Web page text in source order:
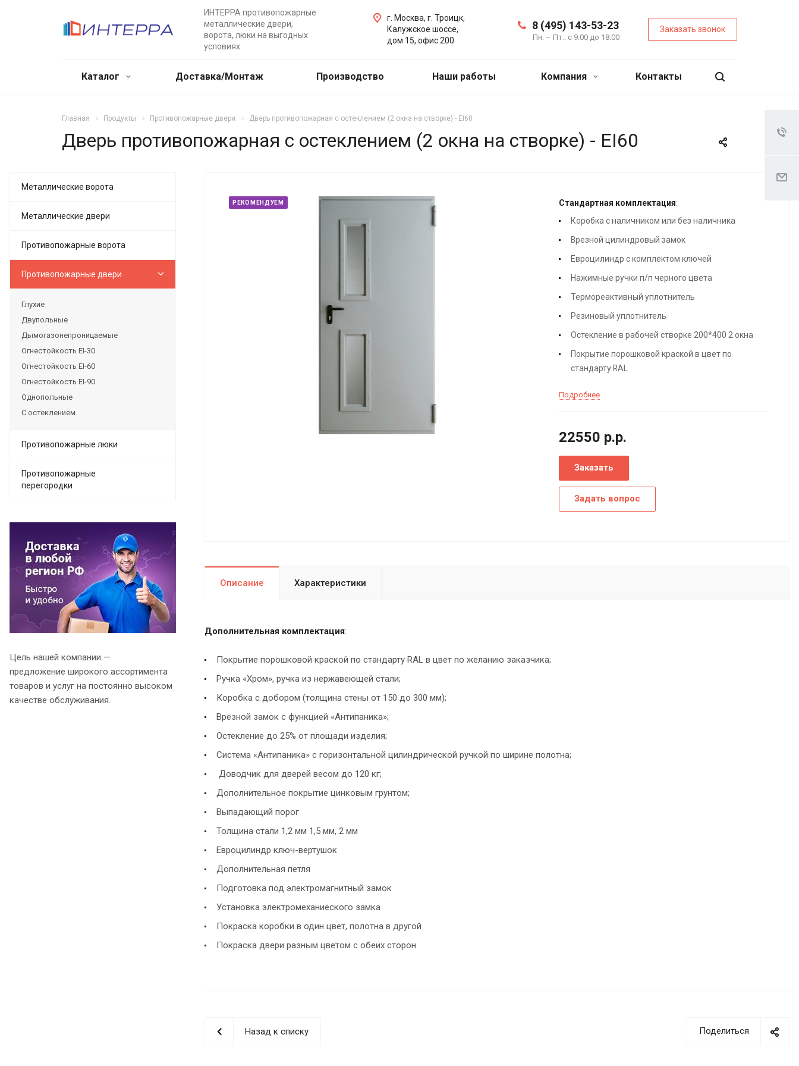
ИНТЕРРА противопожарные
металлические двери,
ворота, люки на выгодных
условиях
8 (495) 143-53-23
Пн. – Пт.: с 9:00 до 18:00
Заказать звонок
г. Москва, г. Троицк,
Калужское шоссе,
дом 15, офис 200
Каталог Доставка/Монтаж Производство Наши работы Компания Контакты
Главная Продукты Противопожарные двери Дверь противопожарная с остеклением (2 окна на створке) - EI60
Дверь противопожарная с остеклением (2 окна на створке) - EI60
РЕКОМЕНДУЕМ Стандартная комплектация:
Коробка с наличником или без наличника
Врезной цилиндровый замок
Евроцилиндр с комплектом ключей
Нажимные ручки п/п черного цвета
Термореактивный уплотнитель
Резиновый уплотнитель
Остекление в рабочей створке 200*400 2 окна
Покрытие порошковой краской в цвет по
стандарту RAL
Подробнее
22550 р.р.
Заказать
Задать вопрос
Описание Характеристики
Дополнительная комплектация:
Покрытие порошковой краской по стандарту RAL в цвет по желанию заказчика;
Ручка «Хром», ручка из нержавеющей стали;
Коробка с добором (толщина стены от 150 до 300 мм);
Врезной замок с функцией «Антипаника»;
Остекление до 25% от площади изделия;
Система «Антипаника» с горизонтальной цилиндрической ручкой по ширине полотна;
Доводчик для дверей весом до 120 кг;
Дополнительное покрытие цинковым грунтом;
Выпадающий порог
Толщина стали 1,2 мм 1,5 мм, 2 мм
Евроцилиндр ключ-вертушок
Дополнительная петля
Подготовка под электромагнитный замок
Установка электромеханиеского замка
Покраска коробки в один цвет, полотна в другой
Покраска двери разным цветом с обеих сторон
Поделиться
Назад к списку
Металлические ворота
Металлические двери
Противопожарные ворота
Противопожарные двери
Глухие
Двупольные
Дымогазонепроницаемые
Огнестойкость EI-30
Огнестойкость EI-60
Огнестойкость EI-90
Однопольные
С остеклением
Противопожарные люки
Противопожарные
перегородки
Цель нашей компании —
предложение широкого ассортимента
товаров и услуг на постоянно высоком
качестве обслуживания.